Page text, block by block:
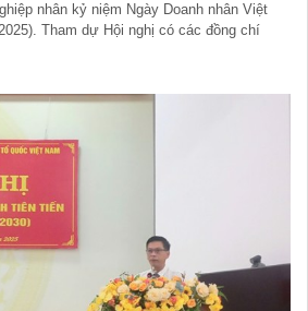
nhân kỷ niệm Ngày Doanh nhân Việt
Tham dự Hội nghị có các đồng chí